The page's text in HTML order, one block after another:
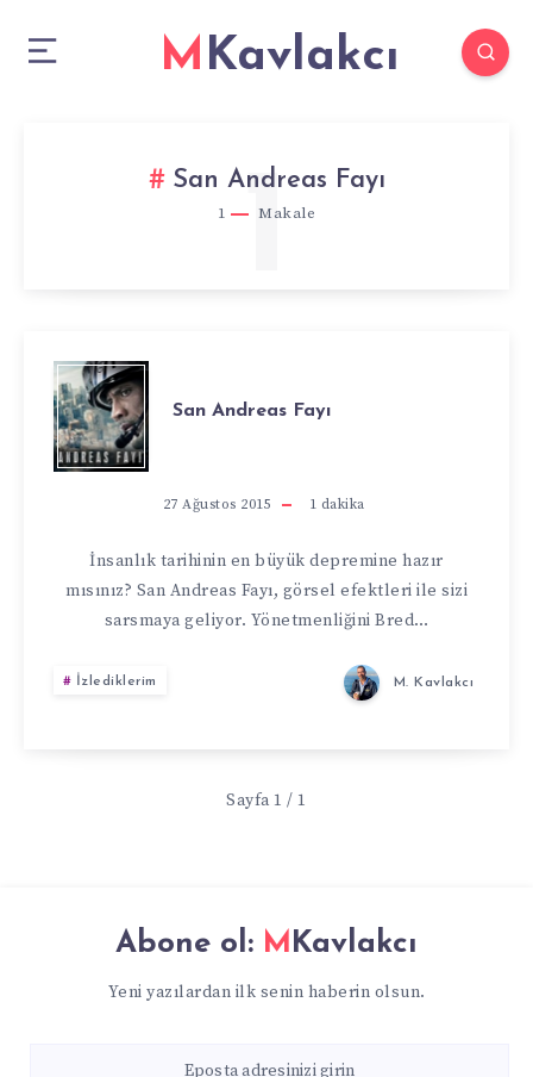
MKavlakcı
San Andreas Fayı
1 Makale
1
SAN
ANDREAS
FAYI
San Andreas Fayı
27 Ağustos 2015 1 dakika
İnsanlık tarihinin en büyük depremine hazır
mısınız? San Andreas Fayı, görsel efektleri ile sizi
sarsmaya geliyor. Yönetmenliğini Bred…
İzlediklerim M. Kavlakcı
Sayfa 1 / 1
Abone ol: MKavlakcı
Yeni yazılardan ilk senin haberin olsun.